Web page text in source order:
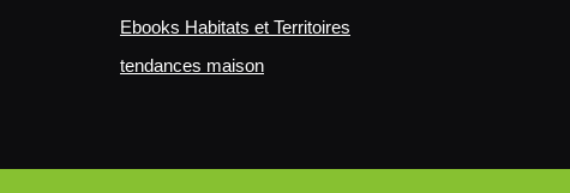
Ebooks Habitats et Territoires
tendances maison